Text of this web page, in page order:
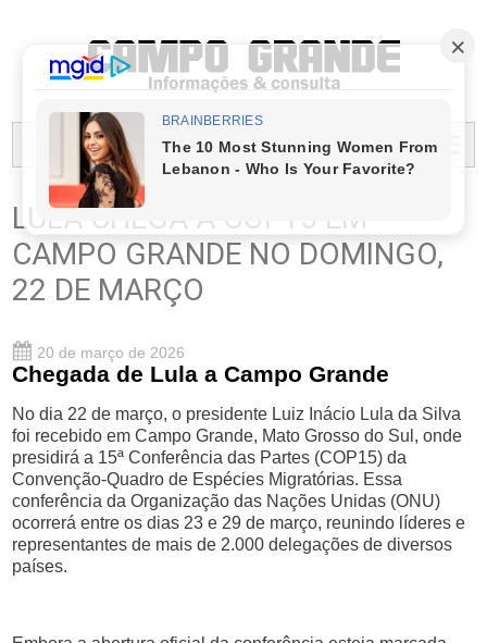
MENU...
LULA CHEGA À COP15 EM
CAMPO GRANDE NO DOMINGO,
22 DE MARÇO
20 de março de 2026
Chegada de Lula a Campo Grande
No dia 22 de março, o presidente Luiz Inácio Lula da Silva
foi recebido em Campo Grande, Mato Grosso do Sul, onde
presidirá a 15ª Conferência das Partes (COP15) da
Convenção-Quadro de Espécies Migratórias. Essa
conferência da Organização das Nações Unidas (ONU)
ocorrerá entre os dias 23 e 29 de março, reunindo líderes e
representantes de mais de 2.000 delegações de diversos
países.